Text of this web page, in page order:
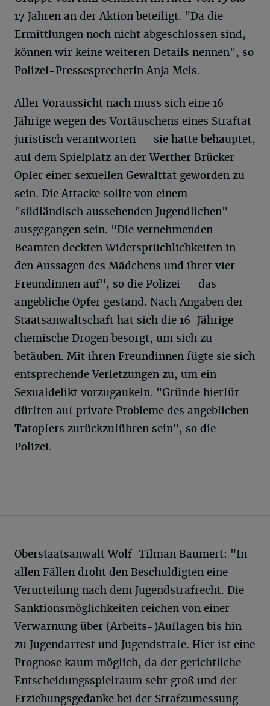
17 Jahren an der Aktion beteiligt. "Da die
Ermittlungen noch nicht abgeschlossen sind,
können wir keine weiteren Details nennen", so
Polizei-Pressesprecherin Anja Meis.
Aller Voraussicht nach muss sich eine 16-
Jährige wegen des Vortäuschens eines Straftat
juristisch verantworten — sie hatte behauptet,
auf dem Spielplatz an der Werther Brücker
Opfer einer sexuellen Gewalttat geworden zu
sein. Die Attacke sollte von einem
"südländisch aussehenden Jugendlichen"
ausgegangen sein. "Die vernehmenden
Beamten deckten Widersprüchlichkeiten in
den Aussagen des Mädchens und ihrer vier
Freundinnen auf", so die Polizei — das
angebliche Opfer gestand. Nach Angaben der
Staatsanwaltschaft hat sich die 16-Jährige
chemische Drogen besorgt, um sich zu
betäuben. Mit ihren Freundinnen fügte sie sich
entsprechende Verletzungen zu, um ein
Sexualdelikt vorzugaukeln. "Gründe hierfür
dürften auf private Probleme des angeblichen
Tatopfers zurückzuführen sein", so die
Polizei.
Oberstaatsanwalt Wolf-Tilman Baumert: "In
allen Fällen droht den Beschuldigten eine
Verurteilung nach dem Jugendstrafrecht. Die
Sanktionsmöglichkeiten reichen von einer
Verwarnung über (Arbeits-)Auflagen bis hin
zu Jugendarrest und Jugendstrafe. Hier ist eine
Prognose kaum möglich, da der gerichtliche
Entscheidungsspielraum sehr groß und der
Erziehungsgedanke bei der Strafzumessung